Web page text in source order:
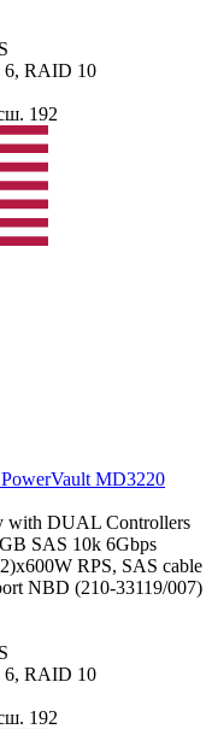
RAID 10
192
MD3220
with DUAL Controllers
SAS 10k 6Gbps
RPS, SAS cable
NBD (210-33119/007)
RAID 10
192